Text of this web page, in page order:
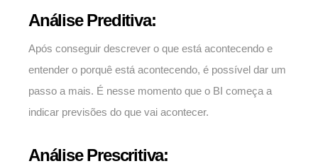
Análise Preditiva:
Após conseguir descrever o que está acontecendo e
entender o porquê está acontecendo, é possível dar um
passo a mais. É nesse momento que o BI começa a
indicar previsões do que vai acontecer.
Análise Prescritiva: